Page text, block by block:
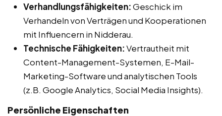
Verhandlungsfähigkeiten:Geschick im
Verhandeln von Verträgen und Kooperationen
mit Influencern in Nidderau.
Technische Fähigkeiten:Vertrautheit mit
Content-Management-Systemen, E-Mail-
Marketing-Software und analytischen Tools
(z.B. Google Analytics, Social Media Insights).
Persönliche Eigenschaften